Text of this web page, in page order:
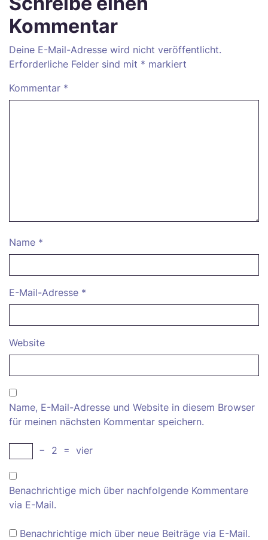
Kommentar
Deine E-Mail-Adresse wird nicht veröffentlicht.
Erforderliche Felder sind mit * markiert
Kommentar *
Name *
E-Mail-Adresse *
Website
Name, E-Mail-Adresse und Website in diesem Browser
für meinen nächsten Kommentar speichern.
− 2 = vier
Benachrichtige mich über nachfolgende Kommentare
via E-Mail.
Benachrichtige mich über neue Beiträge via E-Mail.